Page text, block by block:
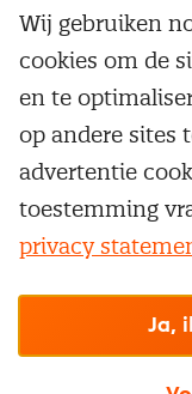
Service & contact
Over inkoop
Netwerk en
Aanmelden
Word lid van Nevi
Inkoop vacatures
Opzeggen
Populaire
Aanbesteden
Onderhandelen
Supply
Opleidingen
Trainingen
Opleidingen
Maatwerk
Vrijstellingen
Wij gebruiken
cookies om de
en te
op andere sites
advertentie
toestemming
privacy
Ja,